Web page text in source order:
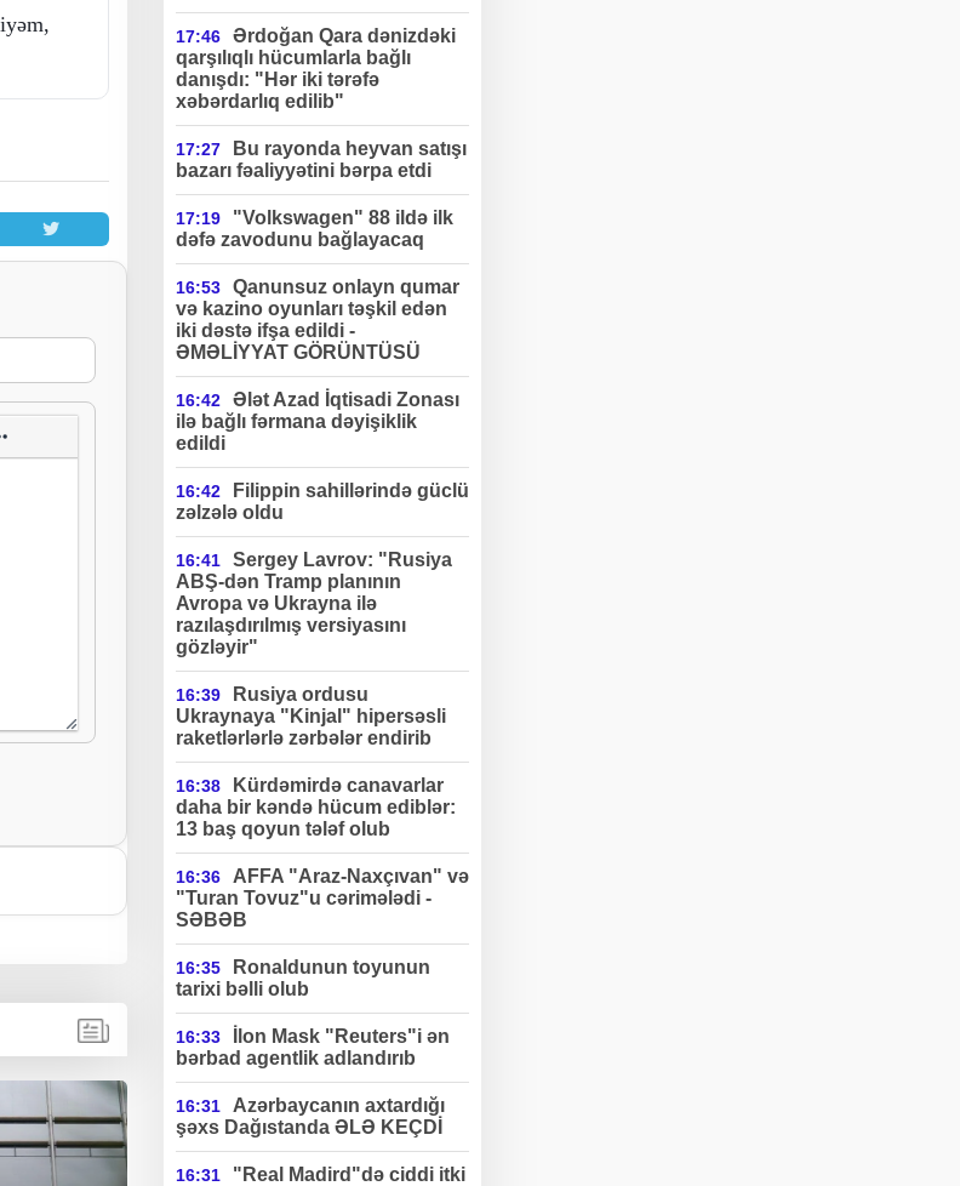
17:46
Ərdoğan Qara dənizdəki
qarşılıqlı hücumlarla bağlı
danışdı: "Hər iki tərəfə
xəbərdarlıq edilib"
17:27
Bu rayonda heyvan satışı
bazarı fəaliyyətini bərpa etdi
17:19
"Volkswagen" 88 ildə ilk
dəfə zavodunu bağlayacaq
16:53
Qanunsuz onlayn qumar
və kazino oyunları təşkil edən
iki dəstə ifşa edildi -
ƏMƏLİYYAT GÖRÜNTÜSÜ
16:42
Ələt Azad İqtisadi Zonası
ilə bağlı fərmana dəyişiklik
edildi
16:42
Filippin sahillərində güclü
zəlzələ oldu
16:41
Sergey Lavrov: "Rusiya
ABŞ-dən Tramp planının
Avropa və Ukrayna ilə
razılaşdırılmış versiyasını
gözləyir"
16:39
Rusiya ordusu
Ukraynaya "Kinjal" hipersəsli
raketlərlərlə zərbələr endirib
16:38
Kürdəmirdə canavarlar
daha bir kəndə hücum ediblər:
13 baş qoyun tələf olub
16:36
AFFA "Araz-Naxçıvan" və
"Turan Tovuz"u cərimələdi -
SƏBƏB
16:35
Ronaldunun toyunun
tarixi bəlli olub
16:33
İlon Mask "Reuters"i ən
bərbad agentlik adlandırıb
16:31
Azərbaycanın axtardığı
şəxs Dağıstanda ƏLƏ KEÇDİ
16:31
"Real Madird"də ciddi itki